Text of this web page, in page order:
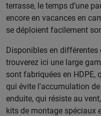
terrasse, le temps d’une
encore en vacances en
se déploient facilement
Disponibles en
trouverez ici une large
sont fabriquées en HDPE,
qui évite l'accumulation
enduite, qui résiste au
kits de montage spéciaux